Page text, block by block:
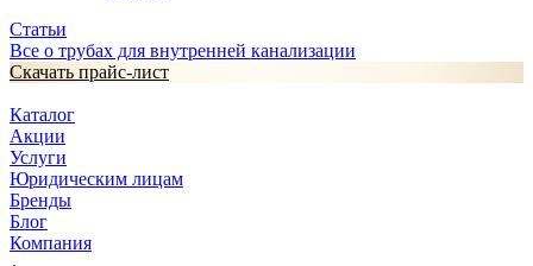
Статьи
Все о трубах для внутренней канализации
Скачать прайс-лист
Каталог
Акции
Услуги
Юридическим лицам
Бренды
Блог
Компания